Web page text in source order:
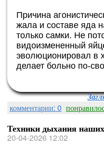
Причина
жала и составе яда
только самки. Не
видоизмененный
эволюционировал в
делает больно по-
комментарии: 0
Техники дыхания
20-04-2026 12:02